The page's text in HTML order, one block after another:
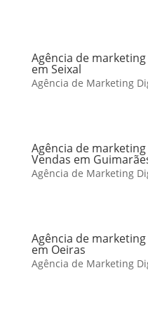
Agência de
em Seixal
Agência de Marketing
Agência de
Vendas em
Agência de Marketing
Agência de
em Oeiras
Agência de Marketing